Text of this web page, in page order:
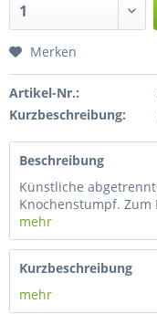
Merken
Artikel-Nr.:
Kurzbeschreibung:
Beschreibung
Künstliche
Knochenstumpf. Zum
mehr
Kurzbeschreibung
mehr